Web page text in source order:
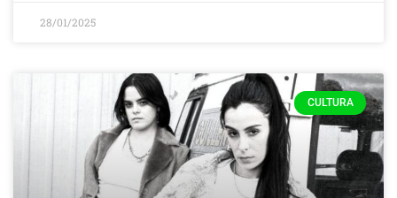
28/01/2025
CULTURA